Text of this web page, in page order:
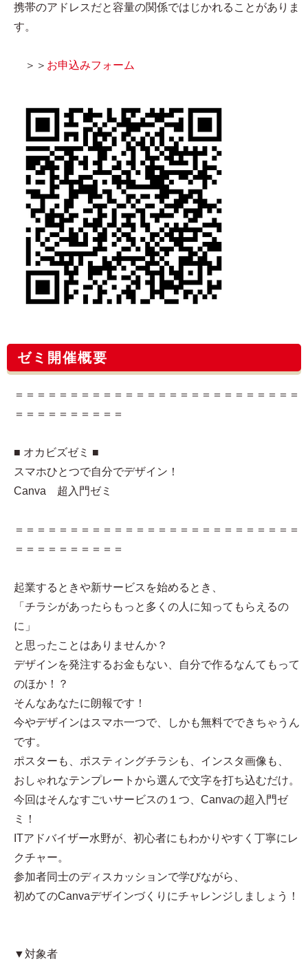
携帯のアドレスだと容量の関係ではじかれることがありま
す。
＞＞ お申込みフォーム
ゼミ開催概要
＝＝＝＝＝＝＝＝＝＝＝＝＝＝＝＝＝＝＝＝＝＝＝＝＝＝
＝＝＝＝＝＝＝＝＝＝
■ オカビズゼミ ■
スマホひとつで自分でデザイン！
Canva 超入門ゼミ
＝＝＝＝＝＝＝＝＝＝＝＝＝＝＝＝＝＝＝＝＝＝＝＝＝＝
＝＝＝＝＝＝＝＝＝＝
起業するときや新サービスを始めるとき、
「チラシがあったらもっと多くの人に知ってもらえるの
に」
と思ったことはありませんか？
デザインを発注するお金もない、自分で作るなんてもって
のほか！？
そんなあなたに朗報です！
今やデザインはスマホ一つで、しかも無料でできちゃうん
です。
ポスターも、ポスティングチラシも、インスタ画像も、
おしゃれなテンプレートから選んで文字を打ち込むだけ。
今回はそんなすごいサービスの１つ、Canvaの超入門ゼ
ミ！
ITアドバイザー水野が、初心者にもわかりやすく丁寧にレ
クチャー。
参加者同士のディスカッションで学びながら、
初めてのCanvaデザインづくりにチャレンジしましょう！
▼対象者